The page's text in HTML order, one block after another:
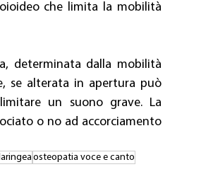
che limita la mobilità
determinata dalla mobilità
se alterata in apertura può
un suono grave. La
o no ad accorciamento
osteopatia voce e canto